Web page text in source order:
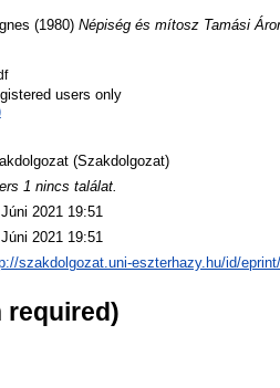
(1980) Népiség és mítosz Tamási
users only
(Szakdolgozat)
1 nincs találat.
2021 19:51
2021 19:51
szakdolgozat.uni-eszterhazy.hu/id/